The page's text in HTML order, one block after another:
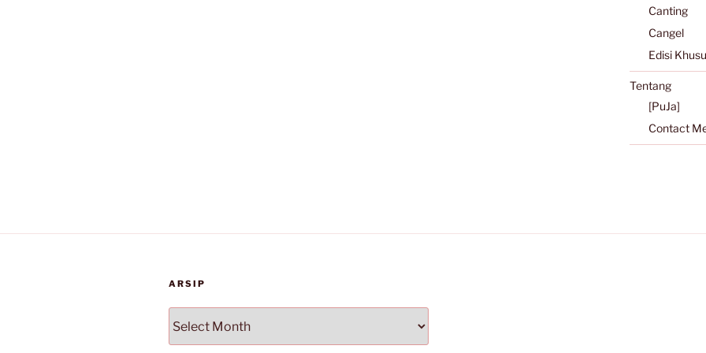
Canting
Cangel
Edisi
Tentang
[PuJa]
Contact
ARSIP